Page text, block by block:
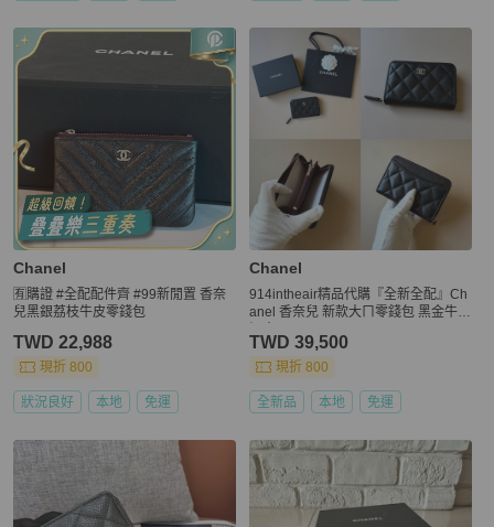
Chanel
🈶購證 #全配配件齊 #99新閒置 香奈
兒黑銀荔枝牛皮零錢包
TWD 22,988
現折 800
狀況良好 本地 免運
Chanel
914intheair精品代購『全新全配』Ch
anel 香奈兒 新款大ㄇ零錢包 黑金牛
TWD 39,500
現折 800
全新品 本地 免運